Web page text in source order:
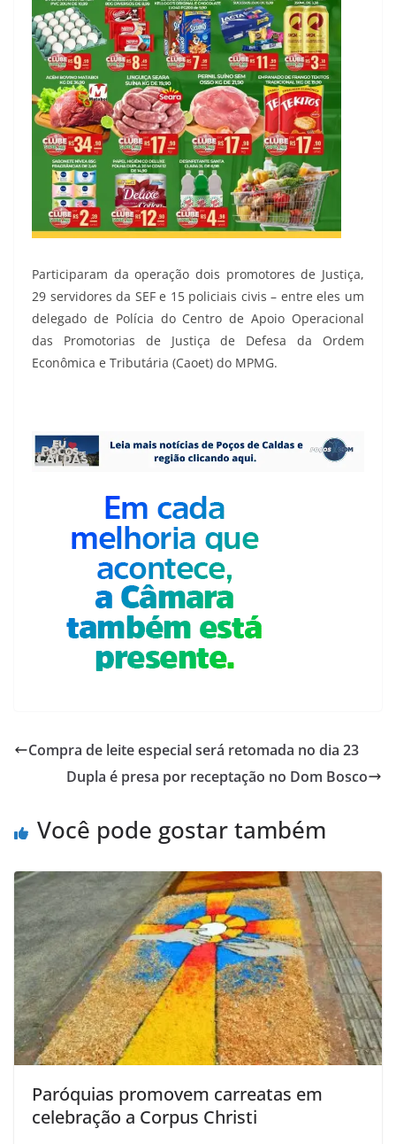
Participaram da operação dois promotores de Justiça,
29 servidores da SEF e 15 policiais civis – entre eles um
delegado de Polícia do Centro de Apoio Operacional
das Promotorias de Justiça de Defesa da Ordem
Econômica e Tributária (Caoet) do MPMG.
Compra de leite especial será retomada no dia 23
Dupla é presa por receptação no Dom Bosco
Você pode gostar também
Paróquias promovem carreatas em
celebração a Corpus Christi